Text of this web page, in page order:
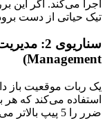
اجرا می‌کند. اگر این
تیک حیاتی از دست
Management)
یک ربات موقعیت باز
ضرر را 5 پیپ بالاتر می‌برد.